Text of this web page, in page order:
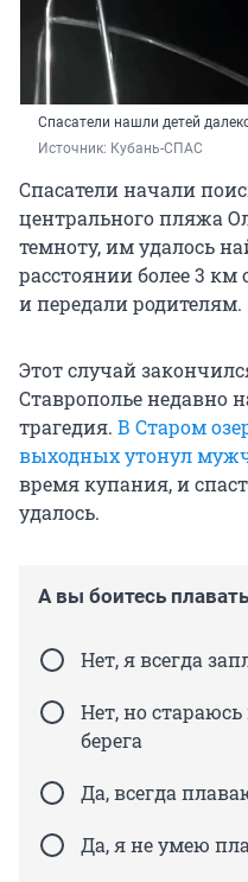
Спасатели нашли детей
Источник: Кубань-СПАС
Спасатели начали
центрального пляжа
темноту, им удалось
расстоянии более 3 км
и передали родителям.
Этот случай
Ставрополье недавно
трагедия. В Старом
выходных утонул
время купания, и
удалось.
А вы боитесь
Нет, я всегда
Нет, но
берега
Да, всегда
Да, я не умею